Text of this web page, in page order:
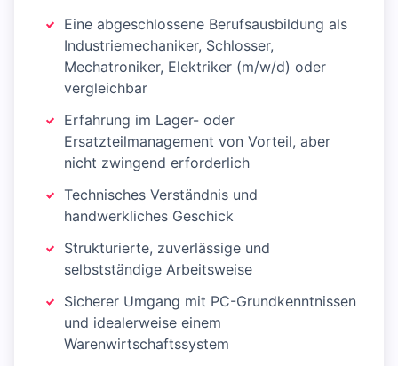
Eine abgeschlossene Berufsausbildung als
Industriemechaniker, Schlosser,
Mechatroniker, Elektriker (m/w/d) oder
vergleichbar
Erfahrung im Lager- oder
Ersatzteilmanagement von Vorteil, aber
nicht zwingend erforderlich
Technisches Verständnis und
handwerkliches Geschick
Strukturierte, zuverlässige und
selbstständige Arbeitsweise
Sicherer Umgang mit PC-Grundkenntnissen
und idealerweise einem
Warenwirtschaftssystem